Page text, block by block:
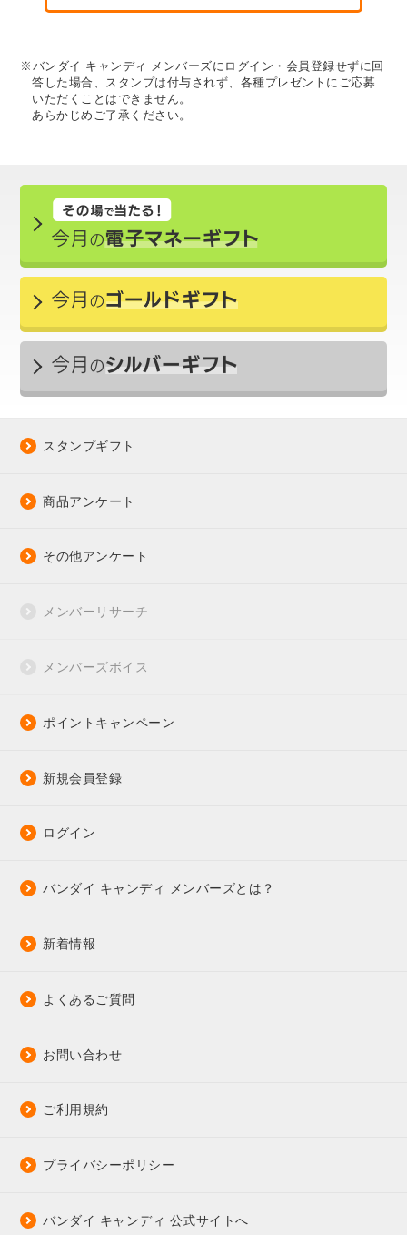
※バンダイ キャンディ メンバーズにログイン・会員登録せずに回
答した場合、スタンプは付与されず、各種プレゼントにご応募
いただくことはできません。
あらかじめご了承ください。
スタンプギフト
商品アンケート
その他アンケート
メンバーリサーチ
メンバーズボイス
ポイントキャンペーン
新規会員登録
ログイン
バンダイ キャンディ メンバーズとは？
新着情報
よくあるご質問
お問い合わせ
ご利用規約
プライバシーポリシー
バンダイ キャンディ 公式サイトへ